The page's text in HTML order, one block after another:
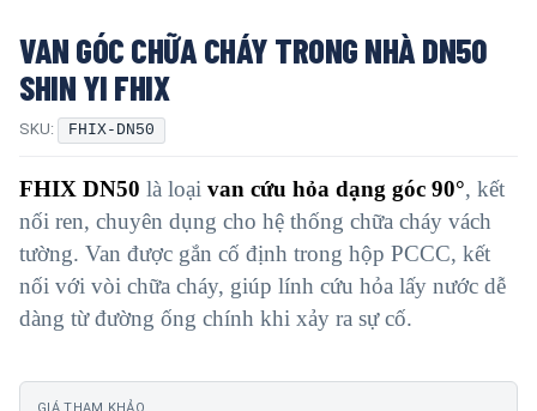
VAN GÓC CHỮA CHÁY TRONG NHÀ DN50
SHIN YI FHIX
SKU: FHIX-DN50
FHIX DN50 là loại van cứu hỏa dạng góc 90°, kết
nối ren, chuyên dụng cho hệ thống chữa cháy vách
tường. Van được gắn cố định trong hộp PCCC, kết
nối với vòi chữa cháy, giúp lính cứu hỏa lấy nước dễ
dàng từ đường ống chính khi xảy ra sự cố.